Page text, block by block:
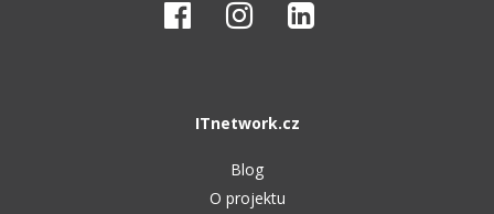
ITnetwork.cz
Blog
O projektu